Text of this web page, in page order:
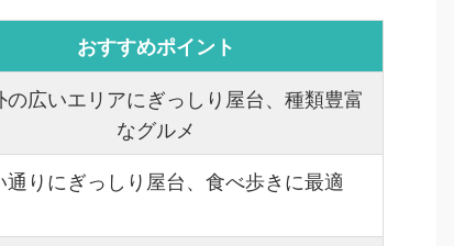
おすすめポイント
の広いエリアにぎっしり屋台、種類豊富
なグルメ
通りにぎっしり屋台、食べ歩きに最適